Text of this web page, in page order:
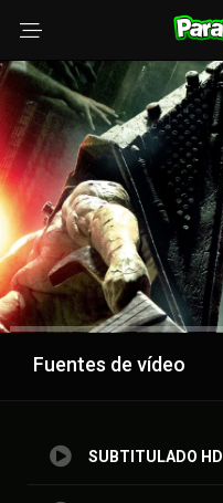
Anuncio
Fuentes de vídeo
SUBTITULADO HD